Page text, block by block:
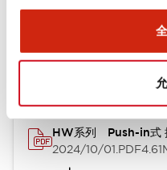
文件和檔案
型錄和宣傳手冊
HW系列 Push-in式
2024/10/01.PDF